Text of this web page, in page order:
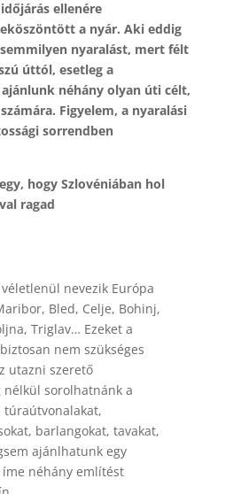
ellenére
a nyár. Aki eddig
nyaralást, mert félt
úttól, esetleg a
néhány olyan úti célt,
Figyelem, a nyaralási
sorrendben
hogy Szlovéniában hol
ragad
nevezik Európa
Bled, Celje, Bohinj,
Triglav… Ezeket a
nem szükséges
utazni szerető
nélkül sorolhatnánk a
túraútvonalakat,
barlangokat, tavakat,
ajánlhatunk egy
íme néhány említést